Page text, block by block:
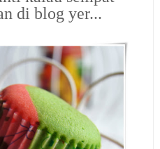
di blog yer...